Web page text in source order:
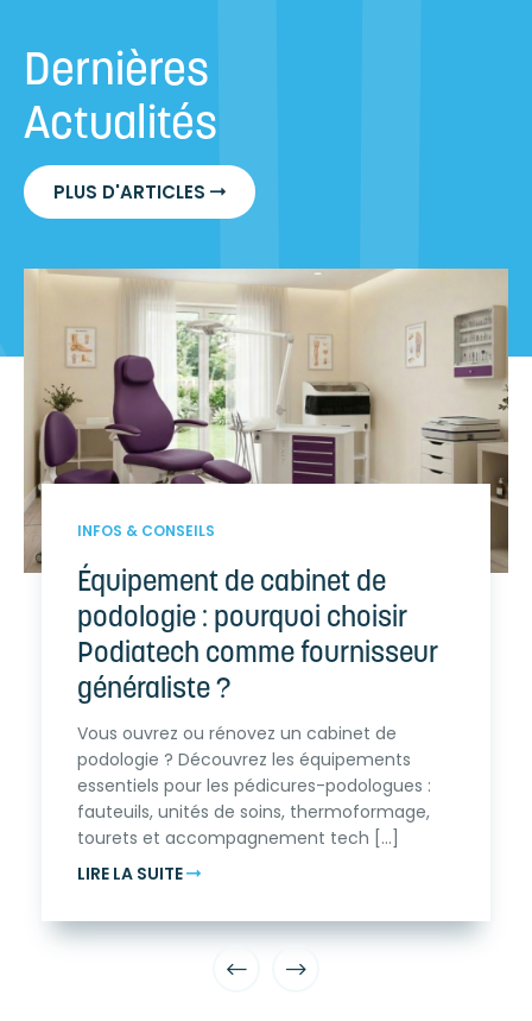
Dernières
Actualités
PLUS D'ARTICLES
INFOS & CONSEILS
Équipement de cabinet de
podologie : pourquoi choisir
Podiatech comme fournisseur
généraliste ?
Vous ouvrez ou rénovez un cabinet de
podologie ? Découvrez les équipements
essentiels pour les pédicures-podologues :
fauteuils, unités de soins, thermoformage,
tourets et accompagnement tech [...]
LIRE LA SUITE